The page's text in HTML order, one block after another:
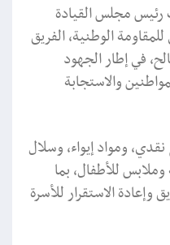
مجلس القيادة
الوطنية، الفريق
في إطار الجهود
والاستجابة
ومواد إيواء، وسلال
للأطفال، بما
الاستقرار للأسرة